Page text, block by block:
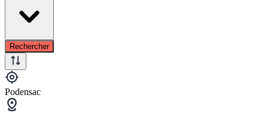
Rechercher
Podensac